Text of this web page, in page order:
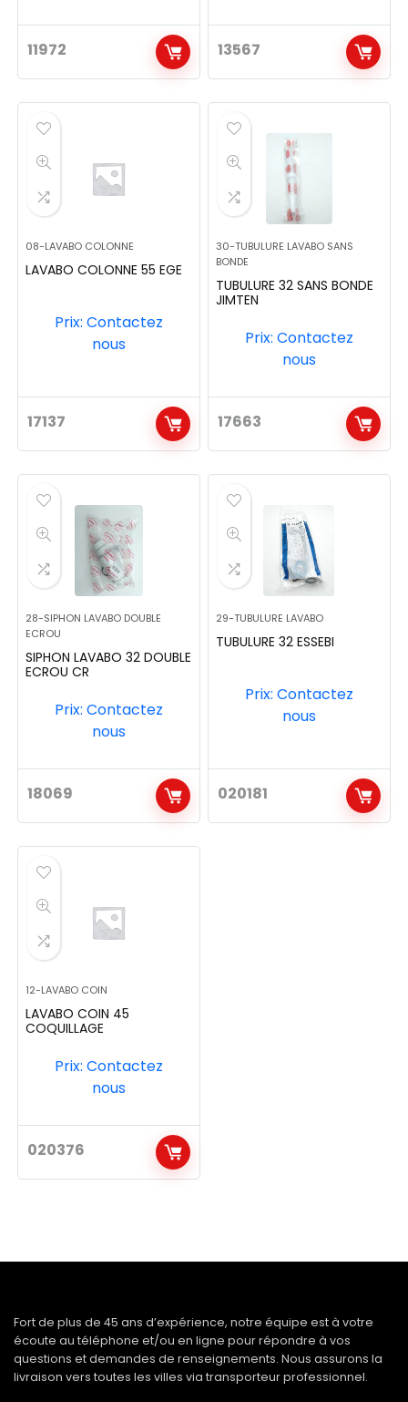
11972 13567
08-LAVABO COLONNE
LAVABO COLONNE 55 EGE
17137
Prix: Contactez
nous
30-TUBULURE LAVABO SANS
BONDE
TUBULURE 32 SANS BONDE
JIMTEN
17663
Prix: Contactez
nous
28-SIPHON LAVABO DOUBLE
ECROU
SIPHON LAVABO 32 DOUBLE
ECROU CR
18069
Prix: Contactez
nous
29-TUBULURE LAVABO
TUBULURE 32 ESSEBI
020181
Prix: Contactez
nous
12-LAVABO COIN
LAVABO COIN 45
COQUILLAGE
020376
Prix: Contactez
nous
Fort de plus de 45 ans d’expérience, notre équipe est à votre
écoute au téléphone et/ou en ligne pour répondre à vos
questions et demandes de renseignements. Nous assurons la
livraison vers toutes les villes via transporteur professionnel.